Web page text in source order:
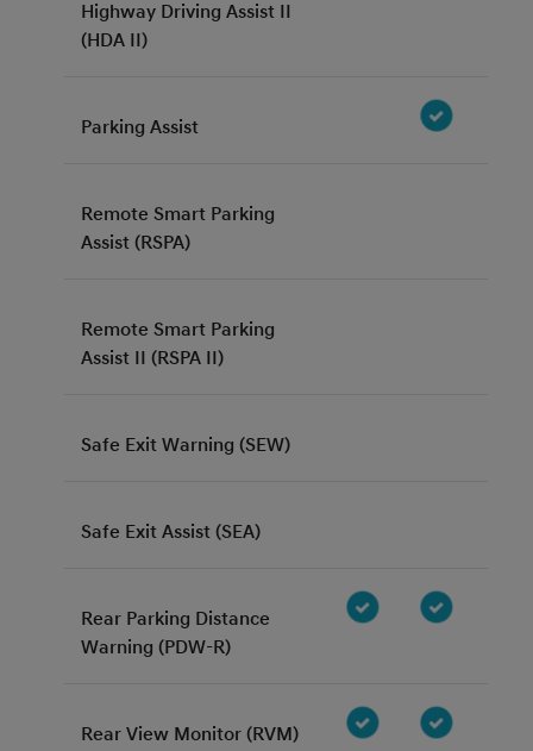
Highway Driving Assist II
(HDA II)
Parking Assist
Remote Smart Parking
Assist (RSPA)
Remote Smart Parking
Assist II (RSPA II)
Safe Exit Warning (SEW)
Safe Exit Assist (SEA)
Rear Parking Distance
Warning (PDW-R)
Rear View Monitor (RVM)